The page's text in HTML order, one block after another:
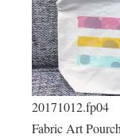
20171012.fp04
Fabric Art